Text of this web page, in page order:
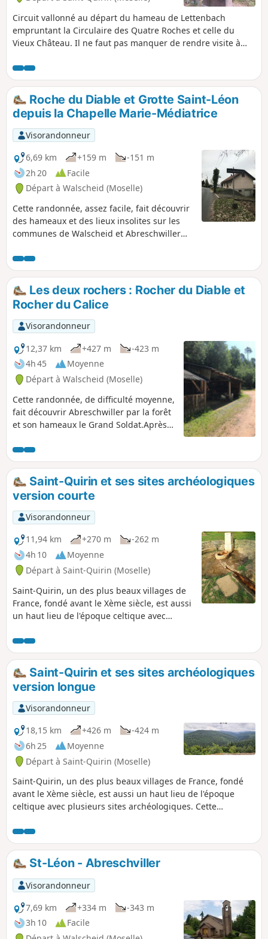
Circuit vallonné au départ du hameau de Lettenbach
empruntant la Circulaire des Quatre Roches et celle du
Vieux Château. Il ne faut pas manquer de rendre visite à
cristal (Circuit des 7 Roses, chapelles et églises
remarquables autour de Saint Quirin) : façade Renaissance,
clocheton à bulbes surmonté d'un coq d'or et couvert,
comme le toit, de bardeaux de bois de mélèze et épicéa.
Parcourir ensuite le site archéologique de la Croix
Guillaume (habitats, nécropole et carrières).
Roche du Diable et Grotte Saint-Léon
depuis la Chapelle Marie-Médiatrice
Visorandonneur
6,69 km
+159 m
-151 m
2h 20
Facile
Départ à Walscheid (Moselle)
Cette randonnée, assez facile, fait découvrir
des hameaux et des lieux insolites sur les
communes de Walscheid et Abreschwiller
lieu dit du Nonnebourg puis la route nous
mène vers la Chapelle du pape Saint-Léon IX
(1002-1054), puis vers la grotte Saint-Léon-
de-Walscheid pour admirer la vue sur le
village en contre bas.
Les deux rochers : Rocher du Diable et
Rocher du Calice
Visorandonneur
12,37 km
+427 m
-423 m
4h 45
Moyenne
Départ à Walscheid (Moselle)
Cette randonnée, de difficulté moyenne,
fait découvrir Abreschwiller par la forêt
et son hameaux le Grand Soldat.Après
plonge vers le lieu-dit du Grand Soldat,
où l'on pourra observer la maison
d'Alexandre Chatrian (1826-1890),
écrivain né dans ce hameau, pour
monter vers le Rocher du Calice.
Saint-Quirin et ses sites archéologiques
version courte
Visorandonneur
11,94 km
+270 m
-262 m
4h 10
Moyenne
Départ à Saint-Quirin (Moselle)
Saint-Quirin, un des plus beaux villages de
France, fondé avant le Xème siècle, est aussi
un haut lieu de l'époque celtique avec
randonnée vous les fera découvrir.
Saint-Quirin et ses sites archéologiques
version longue
Visorandonneur
18,15 km
+426 m
-424 m
6h 25
Moyenne
Départ à Saint-Quirin (Moselle)
Saint-Quirin, un des plus beaux villages de France, fondé
avant le Xème siècle, est aussi un haut lieu de l'époque
celtique avec plusieurs sites archéologiques. Cette
St-Léon - Abreschviller
Visorandonneur
7,69 km
+334 m
-343 m
3h 10
Facile